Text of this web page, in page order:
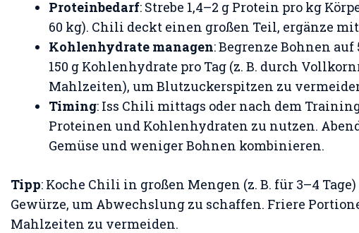
Proteinbedarf: Strebe 1,4–2 g Protein pro kg
60 kg). Chili deckt einen großen Teil, ergänze
Kohlenhydrate managen: Begrenze Bohnen auf
150 g Kohlenhydrate pro Tag (z. B. durch
Mahlzeiten), um Blutzuckerspitzen zu
Timing: Iss Chili mittags oder nach dem
Proteinen und Kohlenhydraten zu nutzen.
Gemüse und weniger Bohnen kombinieren.
Tipp: Koche Chili in großen Mengen (z. B. für 3–4
Gewürze, um Abwechslung zu schaffen. Friere
Mahlzeiten zu vermeiden.